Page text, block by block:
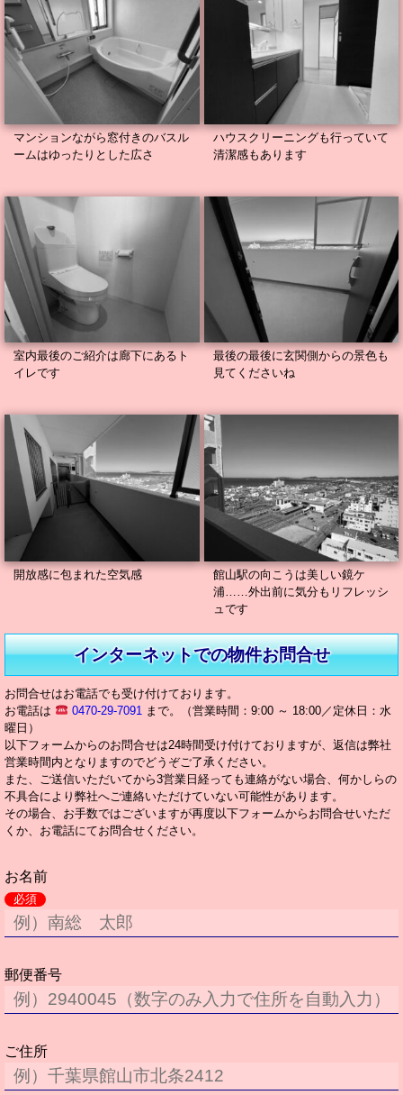
マンションながら窓付きのバスル
ームはゆったりとした広さ
ハウスクリーニングも行っていて
清潔感もあります
室内最後のご紹介は廊下にあるト
イレです
最後の最後に玄関側からの景色も
見てくださいね
開放感に包まれた空気感
館山駅の向こうは美しい鏡ケ
浦……外出前に気分もリフレッシ
ュです
インターネットでの物件お問合せ
お問合せはお電話でも受け付けております。
お電話は
0470-29-7091 まで。（営業時間：9:00 ～ 18:00／定休日：水
曜日）
以下フォームからのお問合せは24時間受け付けておりますが、返信は弊社
営業時間内となりますのでどうぞご了承ください。
また、ご送信いただいてから3営業日経っても連絡がない場合、何かしらの
不具合により弊社へご連絡いただけていない可能性があります。
その場合、お手数ではございますが再度以下フォームからお問合せいただ
くか、お電話にてお問合せください。
お名前
必須
郵便番号
ご住所